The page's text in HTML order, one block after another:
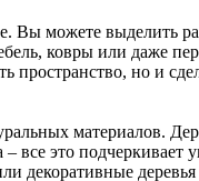
Вы можете выделить
ковры или даже
пространство, но и
материалов.
все это подчеркивает
декоративные